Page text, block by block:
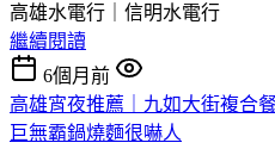
高雄水電行｜信明水電行
繼續閱讀
6個月前
高雄宵夜推薦｜九如大街複合
巨無霸鍋燒麵很嚇人